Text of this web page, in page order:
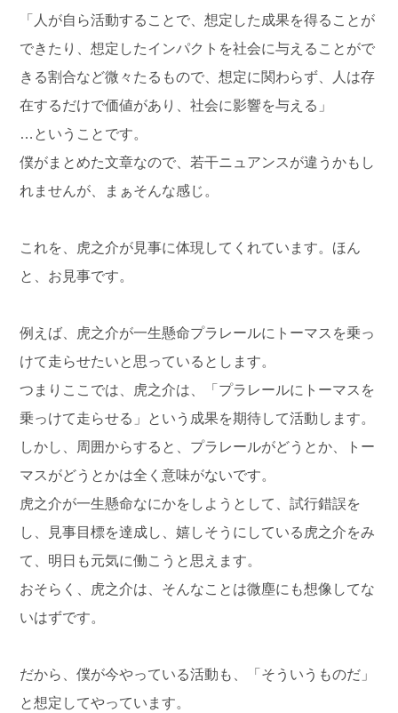
「人が自ら活動することで、想定した成果を得ることが
できたり、想定したインパクトを社会に与えることがで
きる割合など微々たるもので、想定に関わらず、人は存
在するだけで価値があり、社会に影響を与える」
…ということです。
僕がまとめた文章なので、若干ニュアンスが違うかもし
れませんが、まぁそんな感じ。
これを、虎之介が見事に体現してくれています。ほん
と、お見事です。
例えば、虎之介が一生懸命プラレールにトーマスを乗っ
けて走らせたいと思っているとします。
つまりここでは、虎之介は、「プラレールにトーマスを
乗っけて走らせる」という成果を期待して活動します。
しかし、周囲からすると、プラレールがどうとか、トー
マスがどうとかは全く意味がないです。
虎之介が一生懸命なにかをしようとして、試行錯誤を
し、見事目標を達成し、嬉しそうにしている虎之介をみ
て、明日も元気に働こうと思えます。
おそらく、虎之介は、そんなことは微塵にも想像してな
いはずです。
だから、僕が今やっている活動も、「そういうものだ」
と想定してやっています。